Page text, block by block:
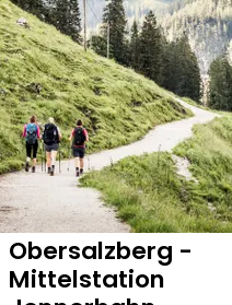
Thomas Kujat
Obersalzberg -
Mittelstation